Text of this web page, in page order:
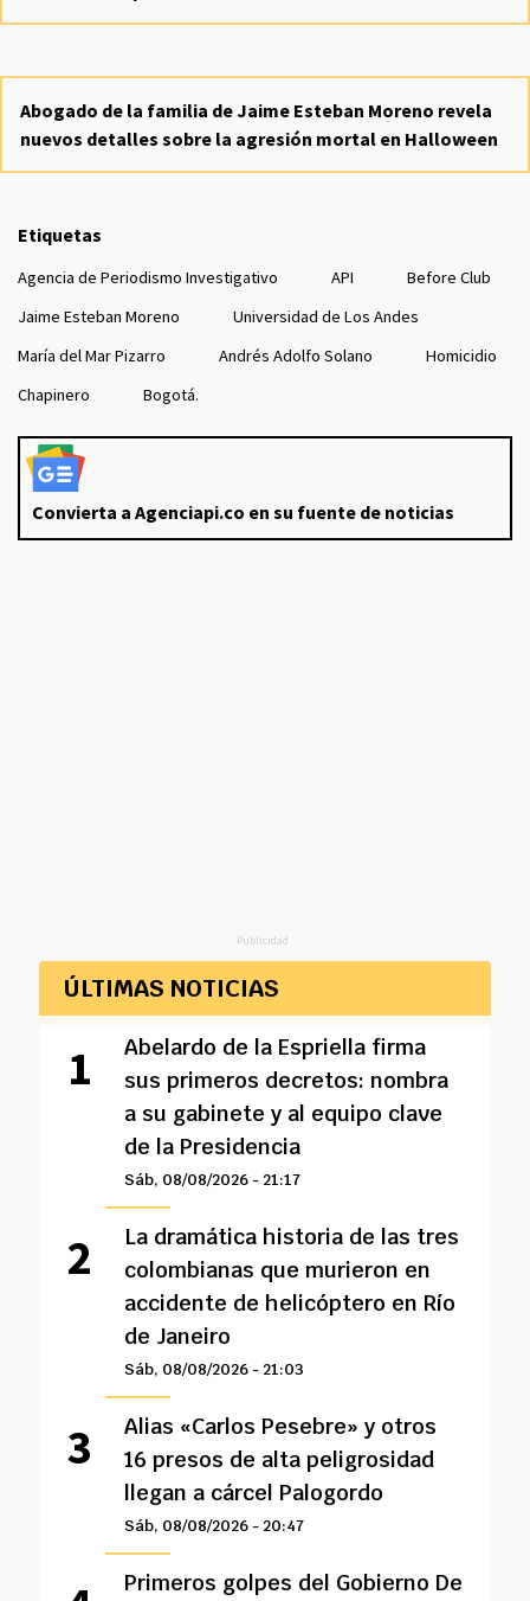
Abogado de la familia de Jaime Esteban Moreno revela
nuevos detalles sobre la agresión mortal en Halloween
Etiquetas
Agencia de Periodismo Investigativo API
Before Club
Jaime Esteban Moreno
Universidad de Los Andes
María del Mar Pizarro
Andrés Adolfo Solano
Homicidio
Chapinero
Bogotá.
Convierta a Agenciapi.co en su fuente de noticias
Publicidad
ÚLTIMAS NOTICIAS
Abelardo de la Espriella firma
sus primeros decretos: nombra
a su gabinete y al equipo clave
de la Presidencia
Sáb, 08/08/2026 - 21:17
La dramática historia de las tres
colombianas que murieron en
accidente de helicóptero en Río
de Janeiro
Sáb, 08/08/2026 - 21:03
Alias «Carlos Pesebre» y otros
16 presos de alta peligrosidad
llegan a cárcel Palogordo
Sáb, 08/08/2026 - 20:47
Primeros golpes del Gobierno De